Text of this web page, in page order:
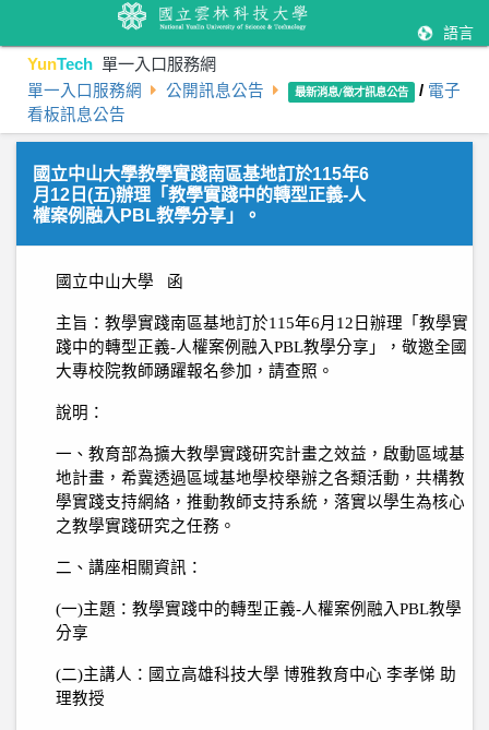
語言
YunTech 單一入口服務網
單一入口服務網 公開訊息公告 最新消息/徵才訊息公告 / 電子
看板訊息公告
國立中山大學教學實踐南區基地訂於115年6
月12日(五)辦理「教學實踐中的轉型正義-人
權案例融入PBL教學分享」。
國立中山大學 函
主旨：教學實踐南區基地訂於115年6月 12 日辦理「教學實
踐中的轉型正義-人權案例融入PBL教學分享」，敬邀全國
大專校院教師踴躍報名參加，請查照。
說明：
一、教育部為擴大教學實踐研究計畫之效益，啟動區域基
地計畫，希冀透過區域基地學校舉辦之各類活動，共構教
學實踐支持網絡，推動教師支持系統，落實以學生為核心
之教學實踐研究之任務。
二、講座相關資訊：
(一)主題：教學實踐中的轉型正義-人權案例融入PBL教學
分享
(二)主講人：國立高雄科技大學 博雅教育中心 李孝悌 助
理教授